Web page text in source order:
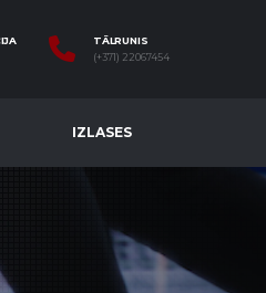
TĀLRUNIS
(+371) 22067454
IZLASES